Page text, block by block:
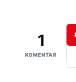
1
KOMENTAR